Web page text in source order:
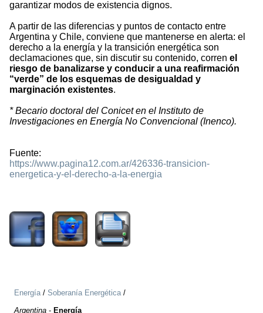
garantizar modos de existencia dignos.
A partir de las diferencias y puntos de contacto entre
Argentina y Chile, conviene que mantenerse en alerta: el
derecho a la energía y la transición energética son
declamaciones que, sin discutir su contenido, corren el
riesgo de banalizarse y conducir a una reafirmación
“verde” de los esquemas de desigualdad y
marginación existentes.
* Becario doctoral del Conicet en el Instituto de
Investigaciones en Energía No Convencional (Inenco).
Fuente:
https://www.pagina12.com.ar/426336-transicion-
energetica-y-el-derecho-a-la-energia
Energía/ Soberanía Energética/
Argentina - Energía